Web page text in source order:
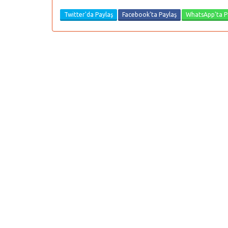
Twitter'da Paylaş Facebook'ta Paylaş WhatsApp'ta